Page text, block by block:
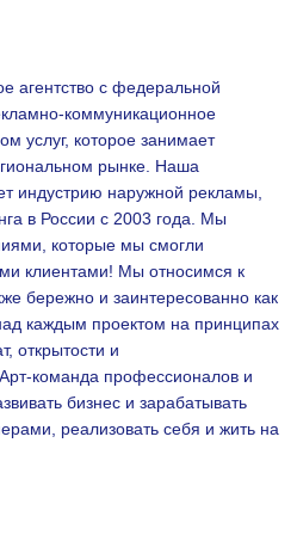
агентство с федеральной
коммуникационное
услуг, которое занимает
рынке. Наша
индустрию наружной рекламы,
в России с 2003 года. Мы
которые мы смогли
клиентами! Мы относимся к
бережно и заинтересованно как
каждым проектом на принципах
открытости и
команда профессионалов и
бизнес и зарабатывать
реализовать себя и жить на